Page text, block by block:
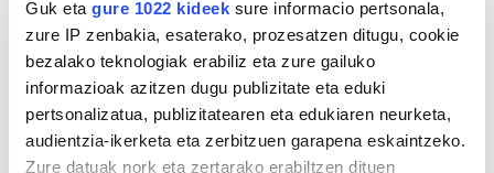
Guk eta gure 1022 kideek sure informacio pertsonala,
zure IP zenbakia, esaterako, prozesatzen ditugu, cookie
bezalako teknologiak erabiliz eta zure gailuko
informazioak azitzen dugu publizitate eta eduki
pertsonalizatua, publizitatearen eta edukiaren neurketa,
audientzia-ikerketa eta zerbitzuen garapena eskaintzeko.
Zure datuak nork eta zertarako erabiltzen dituen
Azken egunetako irakurrienak
1
Ernai gazte antolakundeak
faxismoaren aurkako
mobilizazioa deitu du